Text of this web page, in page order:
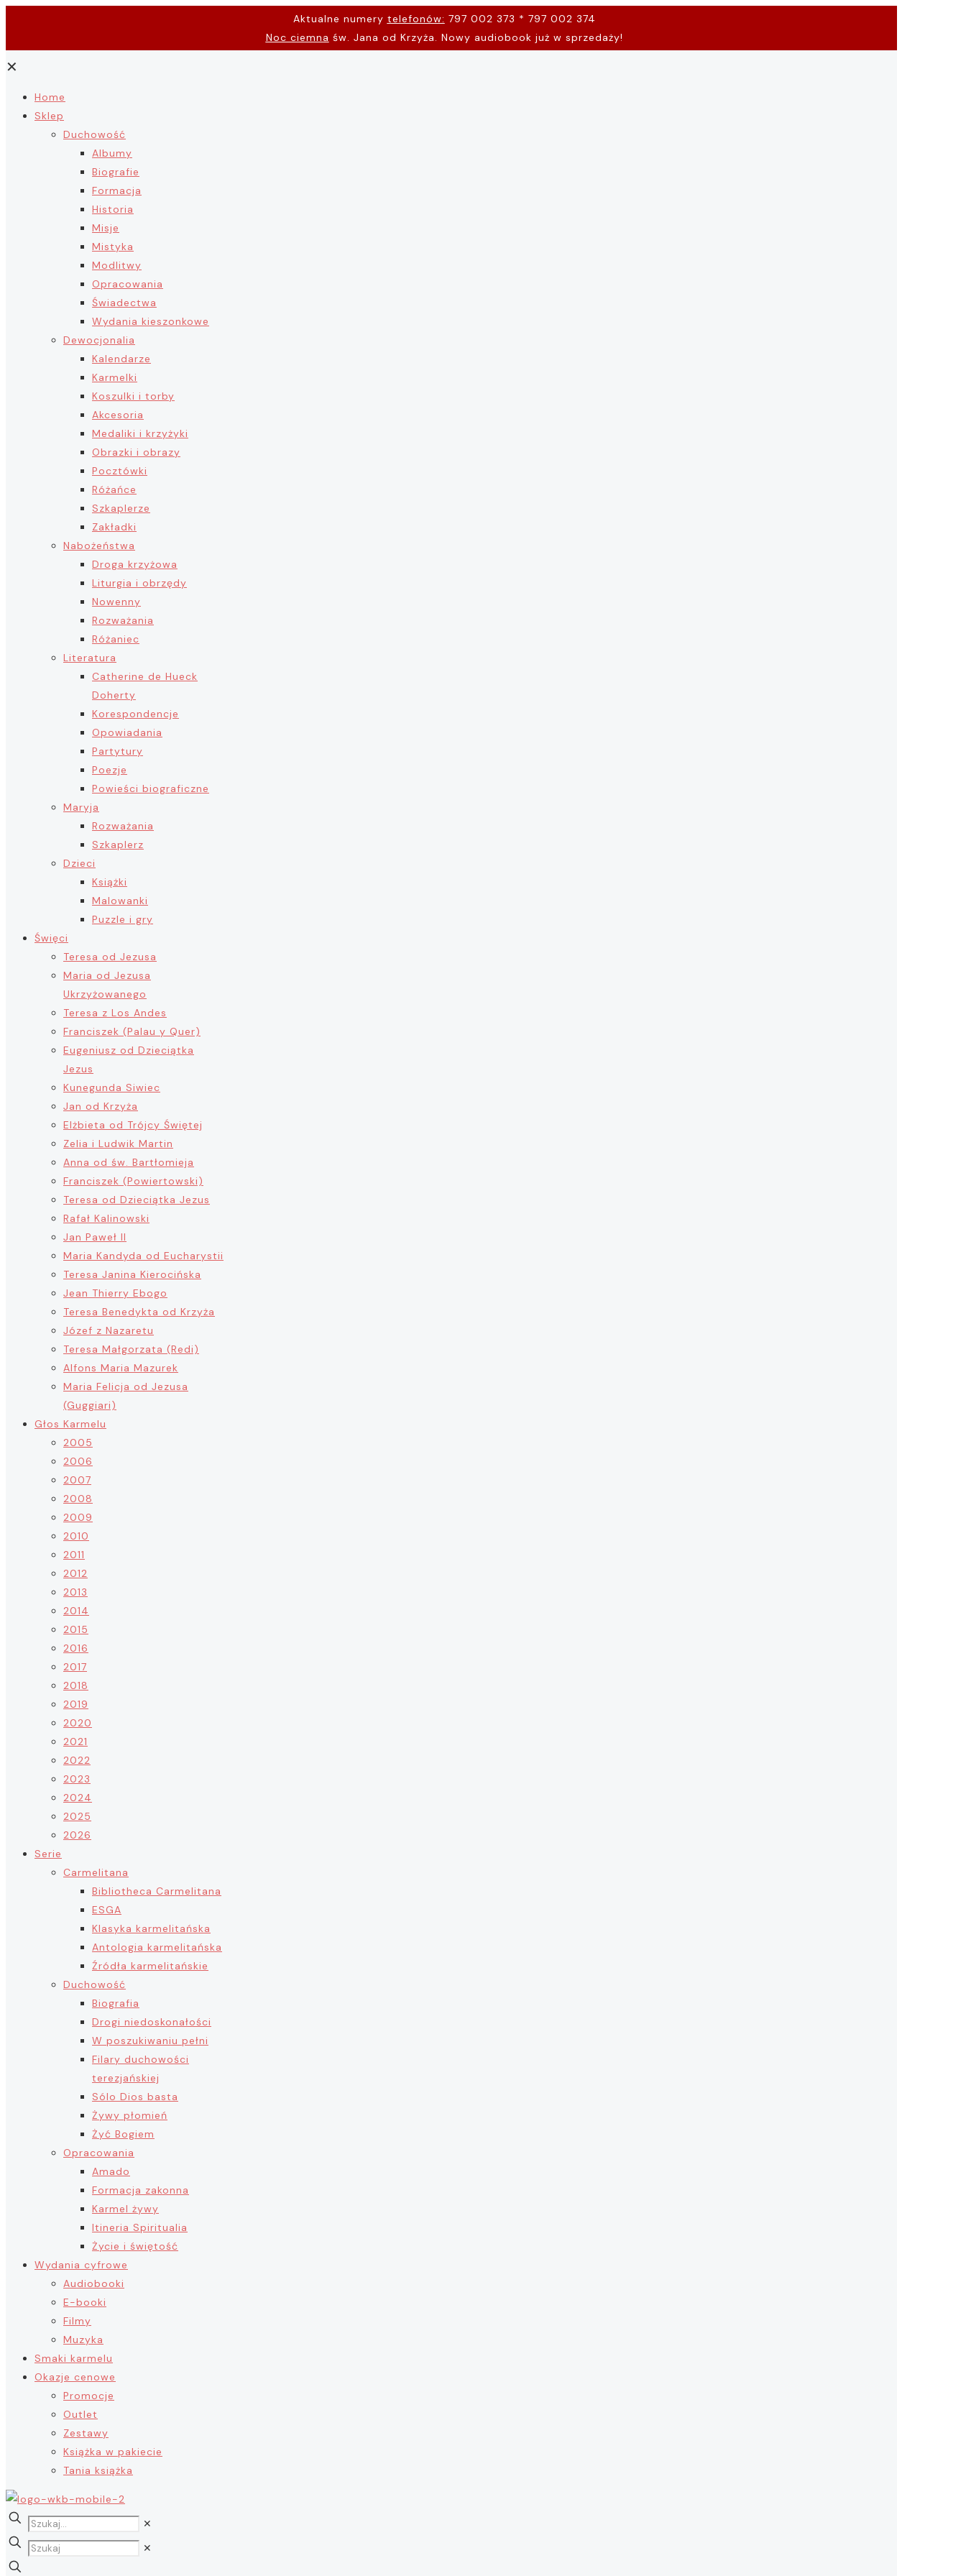
Aktualne numery telefonów: 797 002 373 * 797 002 374
Noc ciemna św. Jana od Krzyża. Nowy audiobook już w sprzedaży!
✕
Home
Sklep
Duchowość
Albumy
Biografie
Formacja
Historia
Misje
Mistyka
Modlitwy
Opracowania
Świadectwa
Wydania kieszonkowe
Dewocjonalia
Kalendarze
Karmelki
Koszulki i torby
Akcesoria
Medaliki i krzyżyki
Obrazki i obrazy
Pocztówki
Różańce
Szkaplerze
Zakładki
Nabożeństwa
Droga krzyżowa
Liturgia i obrzędy
Nowenny
Rozważania
Różaniec
Literatura
Catherine de Hueck
Doherty
Korespondencje
Opowiadania
Partytury
Poezje
Powieści biograficzne
Maryja
Rozważania
Szkaplerz
Dzieci
Książki
Malowanki
Puzzle i gry
Święci
Teresa od Jezusa
Maria od Jezusa
Ukrzyżowanego
Teresa z Los Andes
Franciszek (Palau y Quer)
Eugeniusz od Dzieciątka
Jezus
Kunegunda Siwiec
Jan od Krzyża
Elżbieta od Trójcy Świętej
Zelia i Ludwik Martin
Anna od św. Bartłomieja
Franciszek (Powiertowski)
Teresa od Dzieciątka Jezus
Rafał Kalinowski
Jan Paweł II
Maria Kandyda od Eucharystii
Teresa Janina Kierocińska
Jean Thierry Ebogo
Teresa Benedykta od Krzyża
Józef z Nazaretu
Teresa Małgorzata (Redi)
Alfons Maria Mazurek
Maria Felicja od Jezusa
(Guggiari)
Głos Karmelu
2005
2006
2007
2008
2009
2010
2011
2012
2013
2014
2015
2016
2017
2018
2019
2020
2021
2022
2023
2024
2025
2026
Serie
Carmelitana
Bibliotheca Carmelitana
ESGA
Klasyka karmelitańska
Antologia karmelitańska
Źródła karmelitańskie
Duchowość
Biografia
Drogi niedoskonałości
W poszukiwaniu pełni
Filary duchowości
terezjańskiej
Sólo Dios basta
Żywy płomień
Żyć Bogiem
Opracowania
Amado
Formacja zakonna
Karmel żywy
Itineria Spiritualia
Życie i świętość
Wydania cyfrowe
Audiobooki
E-booki
Filmy
Muzyka
Smaki karmelu
Okazje cenowe
Promocje
Outlet
Zestawy
Książka w pakiecie
Tania książka
✕
✕